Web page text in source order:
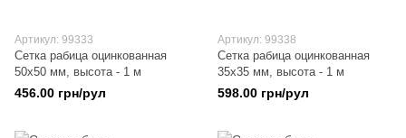
Артикул: 99333
Сетка рабица оцинкованная
50х50 мм, высота - 1 м
456.00 грн/рул
Артикул: 99338
Сетка рабица оцинкованная
35х35 мм, высота - 1 м
598.00 грн/рул